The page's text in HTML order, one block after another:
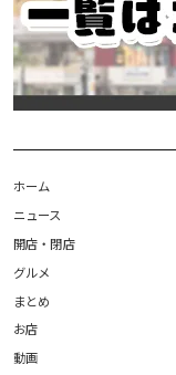
ホーム
ニュース
開店・閉店
グルメ
まとめ
お店
動画